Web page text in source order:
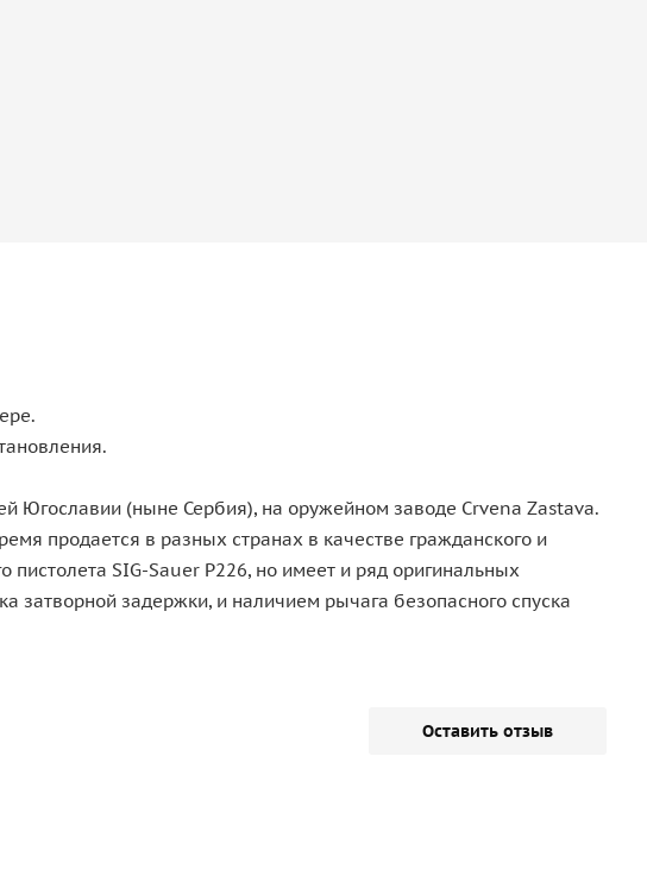
Югославии (ныне Сербия), на оружейном заводе Crvena Zastava.
продается в разных странах в качестве гражданского и
SIG-Sauer P226, но имеет и ряд оригинальных
затворной задержки, и наличием рычага безопасного спуска
Оставить отзыв